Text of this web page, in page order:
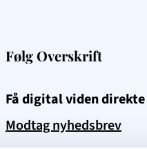
Følg Overskrift
Få digital viden
Modtag nyhedsbrev